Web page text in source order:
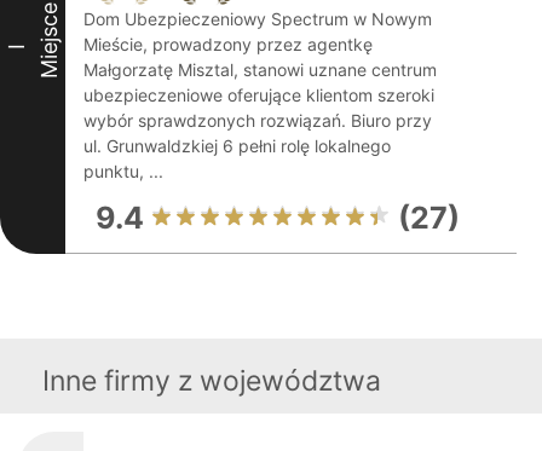
I Miejsce
Dom Ubezpieczeniowy Spectrum w Nowym
Mieście, prowadzony przez agentkę
Małgorzatę Misztal, stanowi uznane centrum
ubezpieczeniowe oferujące klientom szeroki
wybór sprawdzonych rozwiązań. Biuro przy
ul. Grunwaldzkiej 6 pełni rolę lokalnego
punktu, ...
9.4 (27)
Inne firmy z województwa